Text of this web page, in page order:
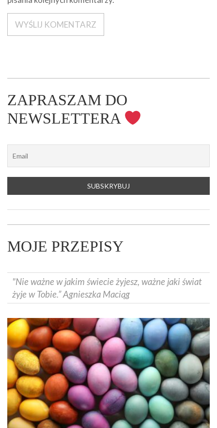
ZAPRASZAM DO
NEWSLETTERA
MOJE PRZEPISY
"Nie ważne w jakim świecie żyjesz, ważne jaki świat
żyje w Tobie.” Agnieszka Maciąg